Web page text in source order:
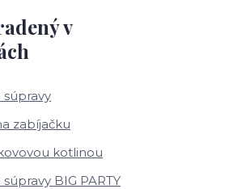
v
zabíjačku
kotlinou
BIG PARTY